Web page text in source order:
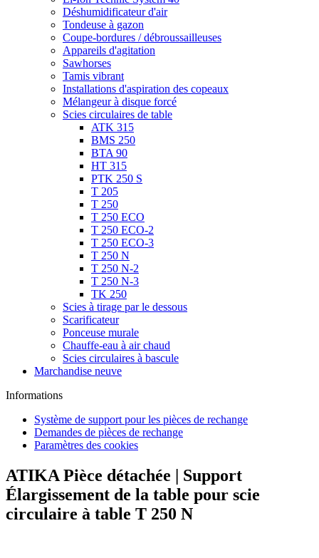
Tondeuse à gazon
Coupe-bordures / débroussailleuses
Appareils d'agitation
Sawhorses
Tamis vibrant
Installations d'aspiration des copeaux
Mélangeur à disque forcé
Scies circulaires de table
ATK 315
BMS 250
BTA 90
HT 315
PTK 250 S
T 205
T 250
T 250 ECO
T 250 ECO-2
T 250 ECO-3
T 250 N
T 250 N-2
T 250 N-3
TK 250
Scies à tirage par le dessous
Scarificateur
Ponceuse murale
Chauffe-eau à air chaud
Scies circulaires à bascule
Marchandise neuve
Informations
Système de support pour les pièces de rechange
Demandes de pièces de rechange
Paramètres des cookies
ATIKA Pièce détachée | Support
Élargissement de la table pour scie
circulaire à table T 250 N